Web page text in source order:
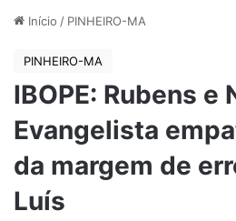
Início / PINHEIRO-MA
PINHEIRO-MA
IBOPE: Rubens e
Evangelista
da margem de
Luís